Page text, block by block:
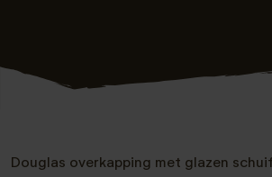
Douglas overkapping met glazen